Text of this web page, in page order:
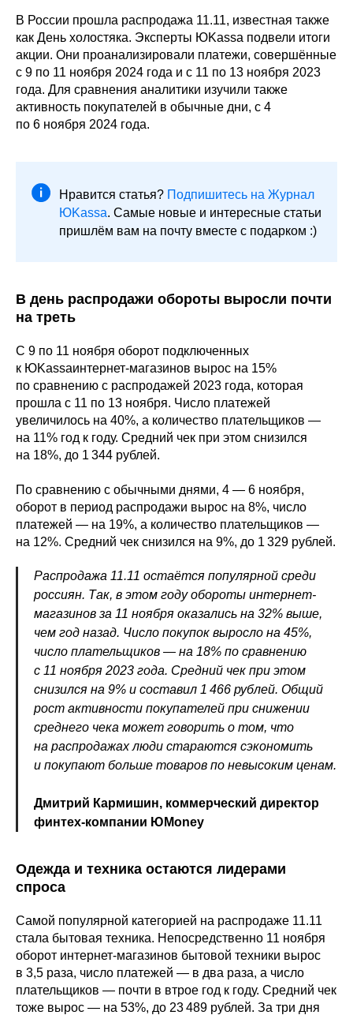
В России прошла распродажа 11.11, известная также
как День холостяка. Эксперты ЮKassa подвели итоги
акции. Они проанализировали платежи, совершённые
с 9 по 11 ноября 2024 года и с 11 по 13 ноября 2023
года. Для сравнения аналитики изучили также
активность покупателей в обычные дни, с 4
по 6 ноября 2024 года.
Нравится статья? Подпишитесь на Журнал
ЮKassa. Самые новые и интересные статьи
пришлём вам на почту вместе с подарком :)
В день распродажи обороты выросли почти
на треть
С 9 по 11 ноября оборот подключенных
к ЮKassaинтернет-магазинов вырос на 15%
по сравнению с распродажей 2023 года, которая
прошла с 11 по 13 ноября. Число платежей
увеличилось на 40%, а количество плательщиков —
на 11% год к году. Средний чек при этом снизился
на 18%, до 1 344 рублей.
По сравнению с обычными днями, 4 — 6 ноября,
оборот в период распродажи вырос на 8%, число
платежей — на 19%, а количество плательщиков —
на 12%. Средний чек снизился на 9%, до 1 329 рублей.
Распродажа 11.11 остаётся популярной среди
россиян. Так, в этом году обороты интернет-
магазинов за 11 ноября оказались на 32% выше,
чем год назад. Число покупок выросло на 45%,
число плательщиков — на 18% по сравнению
с 11 ноября 2023 года. Средний чек при этом
снизился на 9% и составил 1 466 рублей. Общий
рост активности покупателей при снижении
среднего чека может говорить о том, что
на распродажах люди стараются сэкономить
и покупают больше товаров по невысоким ценам.
Дмитрий Кармишин, коммерческий директор
финтех-компании ЮMoney
Одежда и техника остаются лидерами
спроса
Самой популярной категорией на распродаже 11.11
стала бытовая техника. Непосредственно 11 ноября
оборот интернет-магазинов бытовой техники вырос
в 3,5 раза, число платежей — в два раза, а число
плательщиков — почти в втрое год к году. Средний чек
тоже вырос — на 53%, до 23 489 рублей. За три дня